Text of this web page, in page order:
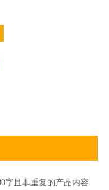
字且非重复的产品内容